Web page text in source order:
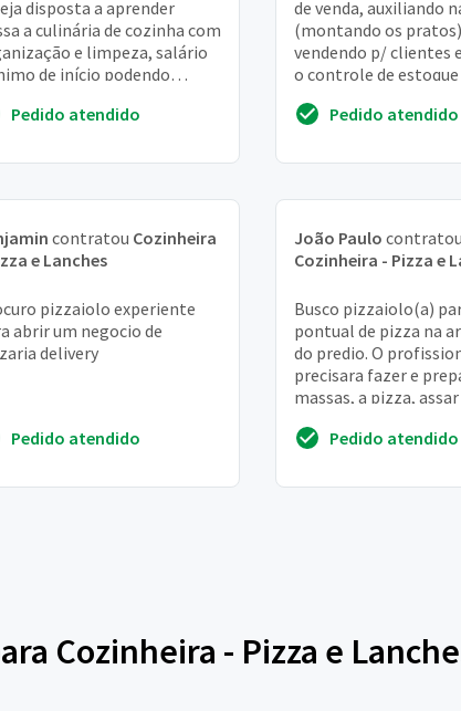
disposta a aprender
a culinária de cozinha com
e limpeza, salário
de início podendo
Pedido atendido
de venda, auxiliando
(montando os
vendendo p/ clientes
o controle de estoque
na aldeota...
Pedido atendido
contratou Cozinheira
e Lanches
pizzaiolo experiente
abrir um negocio de
delivery
Pedido atendido
João Paulo contratou
Cozinheira - Pizza e
Busco pizzaiolo(a)
pontual de pizza na
do predio. O
precisara fazer e
massas, a pizza, assar
pontual. Impo...
Pedido atendido
Cozinheira - Pizza e